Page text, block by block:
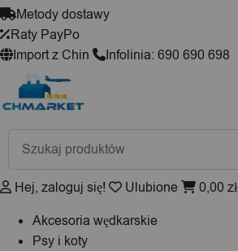
Metody dostawy
Raty PayPo
Import z Chin
Infolinia: 690 690 698
Wyszukiwarka
produktów
Hej, zaloguj się! Ulubione 0,00 zł
Akcesoria wędkarskie
Psy i koty